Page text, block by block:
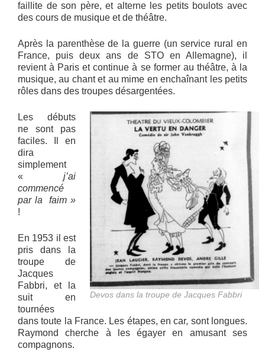
faillite de son père, et alterne les petits boulots avec
des cours de musique et de théâtre.
Après la parenthèse de la guerre (un service rural en
France, puis deux ans de STO en Allemagne), il
revient à Paris et continue à se former au théâtre, à la
musique, au chant et au mime en enchaînant les petits
rôles dans des troupes désargentées.
Devos dans la troupe de Jacques Fabbri
Les débuts
ne sont pas
faciles. Il en
dira
simplement
« j’ai
commencé
par la faim »
!
En 1953 il est
pris dans la
troupe de
Jacques
Fabbri, et la
suit en
tournées
dans toute la France. Les étapes, en car, sont longues.
Raymond cherche à les égayer en amusant ses
compagnons.